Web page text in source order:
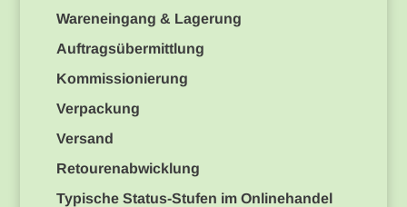
Wareneingang & Lagerung
Auftragsübermittlung
Kommissionierung
Verpackung
Versand
Retourenabwicklung
Typische Status-Stufen im Onlinehandel